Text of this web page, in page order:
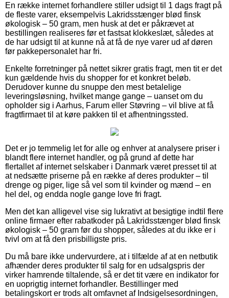
En række internet forhandlere stiller udsigt til 1 dags fragt på
de fleste varer, eksempelvis Lakridsstænger blød finsk
økologisk – 50 gram, men husk at det er påkrævet at
bestillingen realiseres før et fastsat klokkeslæt, således at
de har udsigt til at kunne nå at få de nye varer ud af døren
før pakkepersonalet har fri.
Enkelte forretninger på nettet sikrer gratis fragt, men tit er det
kun gældende hvis du shopper for et konkret beløb.
Derudover kunne du snuppe den mest betalelige
leveringsløsning, hvilket mange gange – uanset om du
opholder sig i Aarhus, Farum eller Støvring – vil blive at få
fragtfirmaet til at køre pakken til et afhentningssted.
Det er jo temmelig let for alle og enhver at analysere priser i
blandt flere internet handler, og på grund af dette har
flertallet af internet selskaber i Danmark været presset til at
at nedsætte priserne på en række af deres produkter – til
drenge og piger, lige så vel som til kvinder og mænd – en
hel del, og endda nogle gange love fri fragt.
Men det kan alligevel vise sig lukrativt at besigtige indtil flere
online firmaer efter rabatkoder på Lakridsstænger blød finsk
økologisk – 50 gram før du shopper, således at du ikke er i
tvivl om at få den prisbilligste pris.
Du må bare ikke undervurdere, at i tilfælde af at en netbutik
afhænder deres produkter til salg for en udsalgspris der
virker hamrende tiltalende, så er det tit være en indikator for
en uoprigtig internet forhandler. Bestillinger med
betalingskort er trods alt omfavnet af Indsigelsesordningen,